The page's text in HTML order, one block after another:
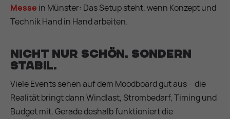
Messe in Münster: Das Setup steht, wenn Konzept und
Technik Hand in Hand arbeiten.
Nicht nur schön. Sondern
stabil.
Viele Events sehen auf dem Moodboard gut aus – die
Realität bringt dann Windlast, Strombedarf, Timing und
Budget mit. Gerade deshalb funktioniert die